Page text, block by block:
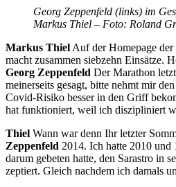
Ge­org Zep­pe­n­feld (links) im
Mar­kus Thiel – Foto: Ro­land
Mar­kus Thiel Auf der Home­page der
macht zu­sam­men sieb­zehn Ein­sät­ze.
Ge­org Zep­pe­n­feld Der Ma­ra­thon
mei­ner­seits ge­sagt, bit­te nehmt mir
Co­vid-Ri­si­ko bes­ser in den Griff
hat funk­tio­niert, weil ich dis­zi­pli­niert
Thiel Wann war denn Ihr letz­ter
Zep­pe­n­feld 2014. Ich hat­te 2010
dar­um ge­be­ten hat­te, den Sa­ras­tro in
zep­tiert. Gleich nach­dem ich da­mals